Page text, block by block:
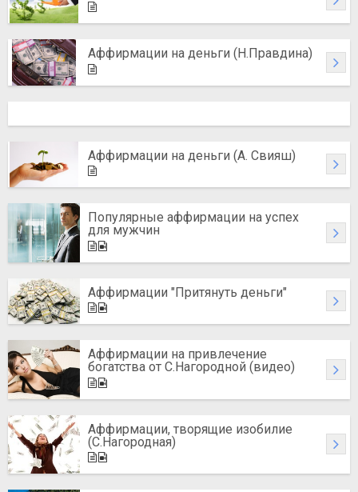
Аффирмации на деньги (Н.Правдина)
Аффирмации на деньги (А. Свияш)
Популярные аффирмации на успех
для мужчин
Аффирмации "Притянуть деньги"
Аффирмации на привлечение
богатства от С.Нагородной (видео)
Аффирмации, творящие изобилие
(С.Нагородная)